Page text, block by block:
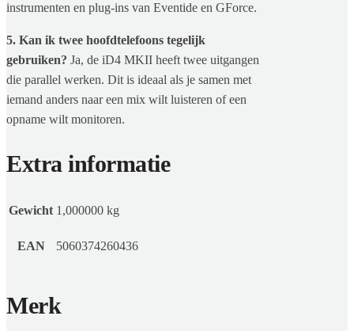
instrumenten en plug-ins van Eventide en GForce.
5. Kan ik twee hoofdtelefoons tegelijk
gebruiken? Ja, de iD4 MKII heeft twee uitgangen
die parallel werken. Dit is ideaal als je samen met
iemand anders naar een mix wilt luisteren of een
opname wilt monitoren.
Extra informatie
Gewicht 1,000000 kg
EAN 5060374260436
Merk